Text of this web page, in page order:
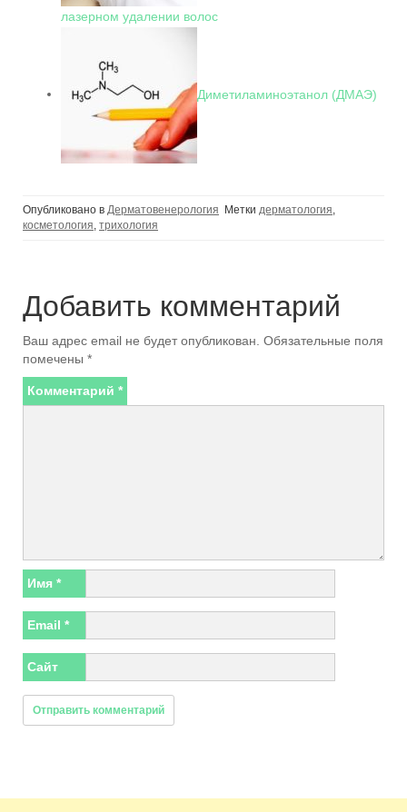
лазерном удалении волос
Диметиламиноэтанол (ДМАЭ)
Опубликовано в Дерматовенерология Метки дерматология
косметология трихология
Добавить комментарий
Ваш адрес email не будет опубликован. Обязательные поля
помечены *
Комментарий *
Имя *
Email *
Сайт